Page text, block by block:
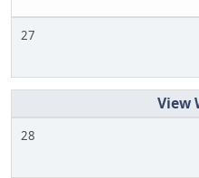
27
28